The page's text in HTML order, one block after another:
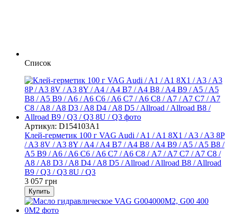
Список
Артикул: D154103A1
Клей-герметик 100 г VAG Audi / A1 / A1 8X1 / A3 / A3 8P
/ A3 8V / A3 8Y / A4 / A4 B7 / A4 B8 / A4 B9 / A5 / A5 B8 /
A5 B9 / A6 / A6 C6 / A6 C7 / A6 С8 / A7 / A7 C7 / A7 C8 /
A8 / A8 D3 / A8 D4 / A8 D5 / Allroad / Allroad B8 / Allroad
B9 / Q3 / Q3 8U / Q3
3 057 грн
Купить